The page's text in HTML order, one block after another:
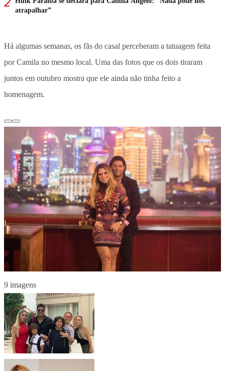
atrapalhar”
Há algumas semanas, os fãs do casal perceberam a tatuagem feita
por Camila no mesmo local. Uma das fotos que os dois tiraram
juntos em outubro mostra que ele ainda não tinha feito a
homenagem.
9 imagens